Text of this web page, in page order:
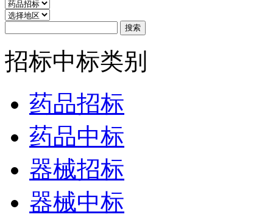
招标中标类别
药品招标
药品中标
器械招标
器械中标